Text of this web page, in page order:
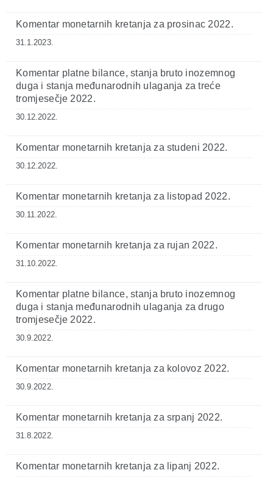
Komentar monetarnih kretanja za prosinac 2022.
31.1.2023.
Komentar platne bilance, stanja bruto inozemnog
duga i stanja međunarodnih ulaganja za treće
tromjesečje 2022.
30.12.2022.
Komentar monetarnih kretanja za studeni 2022.
30.12.2022.
Komentar monetarnih kretanja za listopad 2022.
30.11.2022.
Komentar monetarnih kretanja za rujan 2022.
31.10.2022.
Komentar platne bilance, stanja bruto inozemnog
duga i stanja međunarodnih ulaganja za drugo
tromjesečje 2022.
30.9.2022.
Komentar monetarnih kretanja za kolovoz 2022.
30.9.2022.
Komentar monetarnih kretanja za srpanj 2022.
31.8.2022.
Komentar monetarnih kretanja za lipanj 2022.